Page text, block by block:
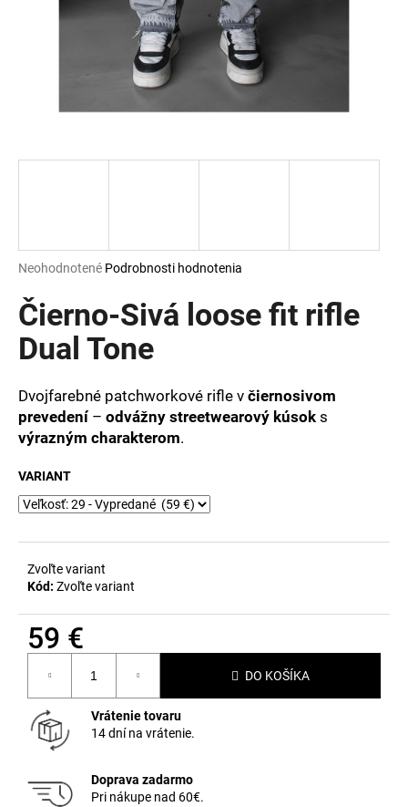
Priemerné
produktu
je
0,0
hviezdičiek.
Neohodnotené Podrobnosti hodnotenia
Čierno-Sivá loose fit rifle
Dual Tone
Dvojfarebné patchworkové rifle v čiernosivom
prevedení– odvážny streetwearový kúsok s
výrazným charakterom.
VARIANT
Zvoľte variant
Kód: Zvoľte variant
59 €
cena:
DO KOŠÍKA
Vrátenie tovaru
14 dní na vrátenie.
Doprava zadarmo
Pri nákupe nad 60€.
d
p
o
ú
č
a
m
e